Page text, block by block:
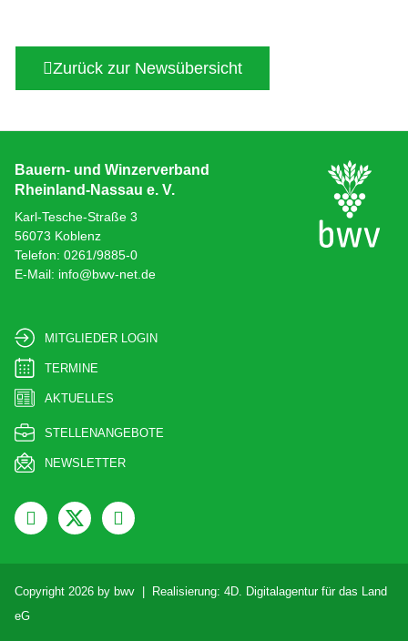
Zurück zur Newsübersicht
Bauern- und Winzerverband
Rheinland-Nassau e. V.
Karl-Tesche-Straße 3
56073 Koblenz
Telefon: 0261/9885-0
E-Mail: info@bwv-net.de
MITGLIEDER LOGIN
TERMINE
AKTUELLES
STELLENANGEBOTE
NEWSLETTER
Copyright 2026 by bwv | Realisierung: 4D. Digitalagentur für das Land
eG